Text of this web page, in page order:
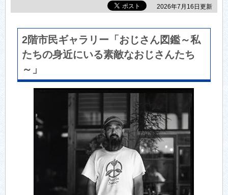
2026年7月16日更新
2階市民ギャラリー「おじさん図鑑～私
たちの身近にいる素敵なおじさんたち
～」